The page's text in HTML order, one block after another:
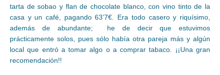
tarta de sobao y flan de chocolate blanco, con vino tinto de la
casa y un café, pagando 63’7€. Era todo casero y riquísimo,
además de abundante; he de decir que estuvimos
prácticamente solos, pues sólo había otra pareja más y algún
local que entró a tomar algo o a comprar tabaco. ¡¡Una gran
recomendación!!